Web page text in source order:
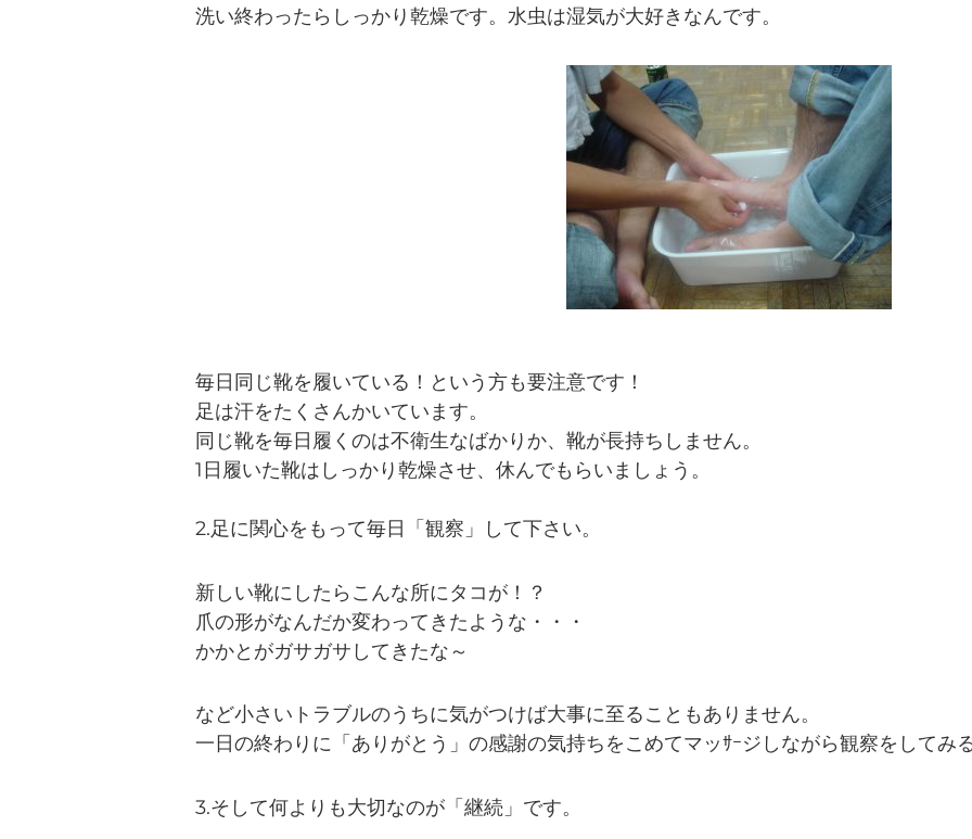
洗い終わったらしっかり乾燥です。水虫は湿気が大好きなんです。
毎日同じ靴を履いている！という方も要注意です！
足は汗をたくさんかいています。
同じ靴を毎日履くのは不衛生なばかりか、靴が長持ちしません。
1日履いた靴はしっかり乾燥させ、休んでもらいましょう。
2.足に関心をもって毎日「観察」して下さい。
新しい靴にしたらこんな所にタコが！？
爪の形がなんだか変わってきたような・・・
かかとがガサガサしてきたな～
など小さいトラブルのうちに気がつけば大事に至ることもありません。
一日の終わりに「ありがとう」の感謝の気持ちをこめてマッｻｰジしながら観察をしてみ
3.そして何よりも大切なのが「継続」です。